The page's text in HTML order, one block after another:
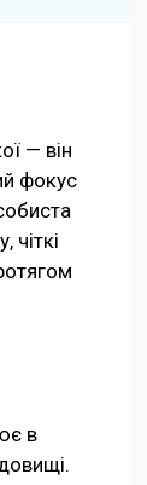
— він
фокус
чіткі
в